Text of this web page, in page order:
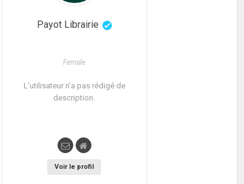
Payot Librairie
Female
L’utilisateur n’a pas rédigé de
description.
Voir le profil